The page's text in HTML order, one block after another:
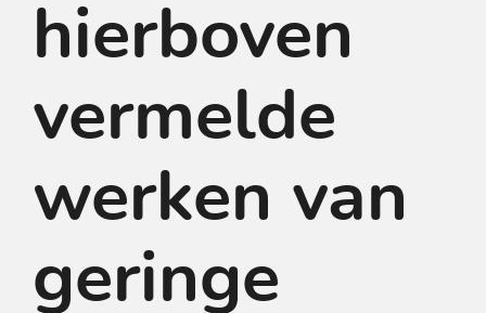
hierboven
vermelde
werken van
geringe